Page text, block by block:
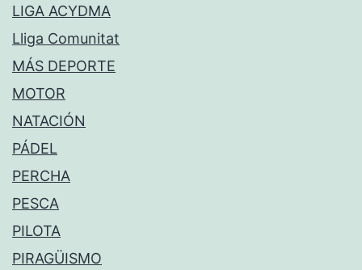
LIGA ACYDMA
Lliga Comunitat
MÁS DEPORTE
MOTOR
NATACIÓN
PÁDEL
PERCHA
PESCA
PILOTA
PIRAGÜISMO